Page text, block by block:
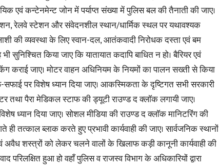
एवं कन्टेनमेन्ट जोन में पर्याप्त संख्या में पुलिस बल की तैनाती की जाए।
रेलवे स्टेशन और संवेदनशील स्थान/धार्मिक स्थल पर यथावश्यक
की व्यवस्था के लिए स्वान-दल, आतंकवादी निरोधक दस्ता एवं बम
सुनिश्चित किया जाए कि यातायात कदापि बाधित न हो। बैरियर एवं
कराई जाए। मोटर वाहन अधिनियम के नियमों का पालन सख्ती से किया
पर विशेष ध्यान दिया जाए। आकस्मिकता के दृष्टिगत सभी सरकारी
तथा पैरा मेडिकल स्टाफ की ड्यूटी राउण्ड द क्लाॅक लगायी जाए।
ध्यान दिया जाए। सोशल मीडिया की राउण्ड द क्लाॅक मानिटरिंग की
तत्काल ब्लाक करते हुए प्रभावी कार्यवाही की जाए। सार्वजनिक स्थानों
अवैध शस्त्रों को लेकर चलने वालों के खिलाफ कड़ी कानूनी कार्यवाही की
परिलक्षित हुआ हो वहाँ पुलिस व राजस्व विभाग के अधिकारियों द्वारा